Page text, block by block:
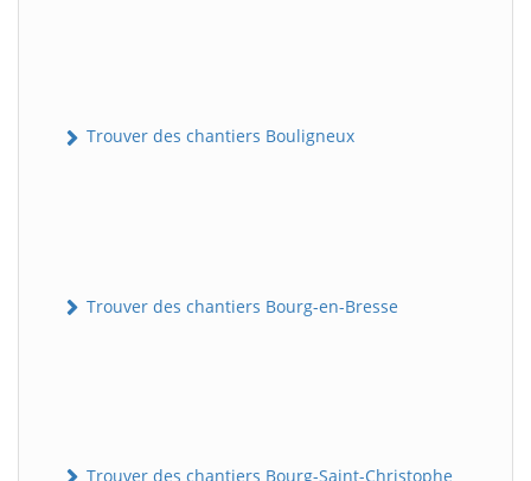
Trouver des chantiers Bouligneux
Trouver des chantiers Bourg-en-Bresse
Trouver des chantiers Bourg-Saint-Christophe